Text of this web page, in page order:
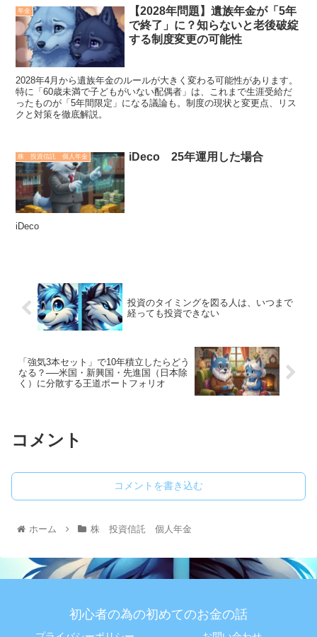
年金
【2028年問題】遺族年金が「5年
で終了」に？知らないと老後破綻
する制度変更の可能性
2028年4月から遺族年金のルールが大きく変わる可能性があります。
特に「60歳未満で子どもがいない配偶者」は、これまで生涯受給だ
ったものが「5年間限定」になる議論も。制度の現状と変更点、リス
クと対策を徹底解説。
株 投資信託 個人年金 iDeco 25年運用した場合
iDeco
投資のタイミングを図る人は、いつまで
経っても投資できない
「強気3本セット」で10年積立したらどう
なる？──米国・新興国・先進国（日本除
く）に分散する王道ポートフォリオ
コメント
コメントを書き込む
ホーム 株 投資信託 個人年金
初心者の為の初めてのお金の話